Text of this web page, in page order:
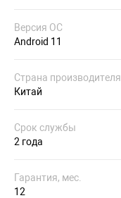
Версия ОС
Android 11
Страна производителя
Китай
Срок службы
2 года
Гарантия, мес.
12